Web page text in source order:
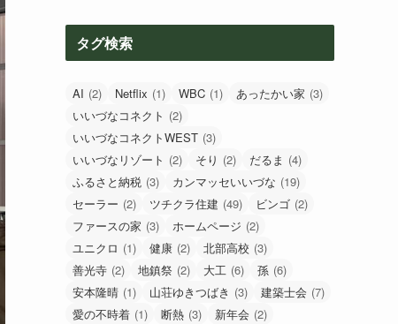
投
タグ検索
AI (2) Netflix (1) WBC (1) あったかい家 (3)
いいづなコネクト (2)
いいづなコネクトWEST (3)
いいづなリゾート (2) そり (2) だるま (4)
ふるさと納税 (3) カンマッセいいづな (19)
セーラー (2) ツチクラ住建 (49) ビンゴ (2)
ファースの家 (3) ホームページ (2)
ユニクロ (1) 健康 (2) 北部高校 (3)
善光寺 (2) 地鎮祭 (2) 大工 (6) 孫 (6)
安本隆晴 (1) 山荘ゆきつばき (3) 建築士会 (7)
愛の不時着 (1) 断熱 (3) 新年会 (2)